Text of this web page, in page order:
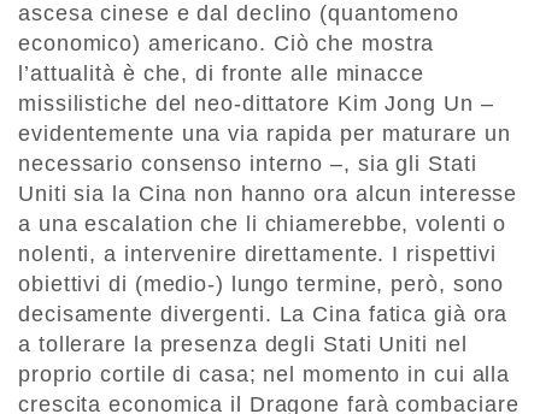
ascesa cinese e dal declino (quantomeno
economico) americano. Ciò che mostra
l’attualità è che, di fronte alle minacce
missilistiche del neo-dittatore Kim Jong Un –
evidentemente una via rapida per maturare un
necessario consenso interno –, sia gli Stati
Uniti sia la Cina non hanno ora alcun interesse
a una escalation che li chiamerebbe, volenti o
nolenti, a intervenire direttamente. I rispettivi
obiettivi di (medio-) lungo termine, però, sono
decisamente divergenti. La Cina fatica già ora
a tollerare la presenza degli Stati Uniti nel
proprio cortile di casa; nel momento in cui alla
crescita economica il Dragone farà combaciare